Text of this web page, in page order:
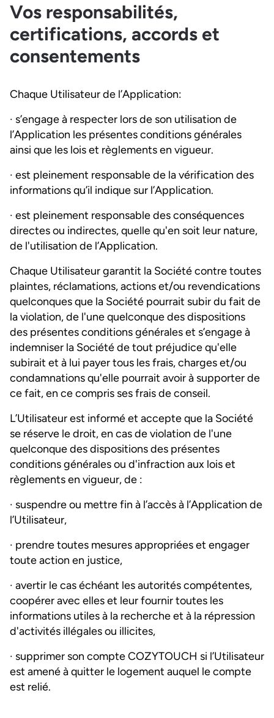
Vos responsabilités,
certifications, accords et
consentements
Chaque Utilisateur de l’Application:
· s’engage à respecter lors de son utilisation de
l’Application les présentes conditions générales
ainsi que les lois et règlements en vigueur.
· est pleinement responsable de la vérification des
informations qu’il indique sur l’Application.
· est pleinement responsable des conséquences
directes ou indirectes, quelle qu'en soit leur nature,
de l'utilisation de l’Application.
Chaque Utilisateur garantit la Société contre toutes
plaintes, réclamations, actions et/ou revendications
quelconques que la Société pourrait subir du fait de
la violation, de l'une quelconque des dispositions
des présentes conditions générales et s’engage à
indemniser la Société de tout préjudice qu'elle
subirait et à lui payer tous les frais, charges et/ou
condamnations qu'elle pourrait avoir à supporter de
ce fait, en ce compris ses frais de conseil.
L’Utilisateur est informé et accepte que la Société
se réserve le droit, en cas de violation de l'une
quelconque des dispositions des présentes
conditions générales ou d'infraction aux lois et
règlements en vigueur, de :
· suspendre ou mettre fin à l’accès à l’Application de
l’Utilisateur,
· prendre toutes mesures appropriées et engager
toute action en justice,
· avertir le cas échéant les autorités compétentes,
coopérer avec elles et leur fournir toutes les
informations utiles à la recherche et à la répression
d'activités illégales ou illicites,
· supprimer son compte COZYTOUCH si l’Utilisateur
est amené à quitter le logement auquel le compte
est relié.